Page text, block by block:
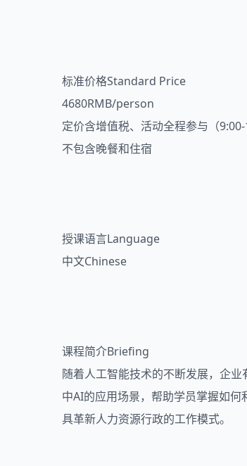
标准价格Standard Price
4680RMB/person
定价含增值税、活动全程参与（
不包含晚餐和住宿
授课语言Language
中文Chinese
课程简介Briefing
随着人工智能技术的不断发展，企
中AI的应用场景，帮助学员掌握如
具革新人力资源行政的工作模式。